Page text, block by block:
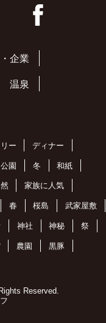
企業
温泉
ー ディナー
公園 冬 和紙
家族に人気
春 桜島 武家屋敷
神社 神秘 祭
農園 黒豚
Reserved.